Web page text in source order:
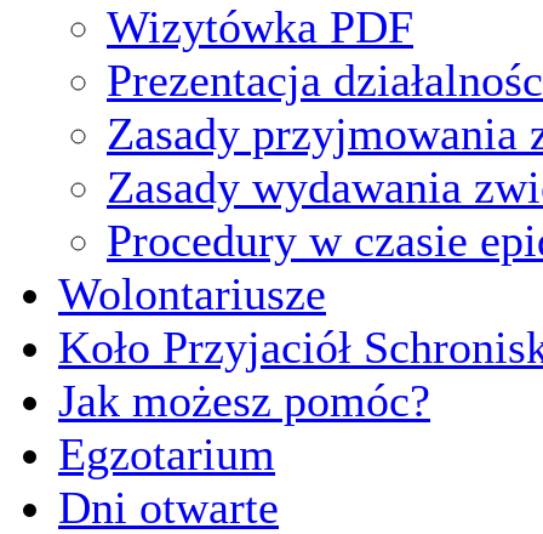
Wizytówka PDF
Prezentacja
Zasady przyjmowania
Zasady wydawania
Procedury w czasie
Wolontariusze
Koło Przyjaciół
Jak możesz pomóc?
Egzotarium
Dni otwarte